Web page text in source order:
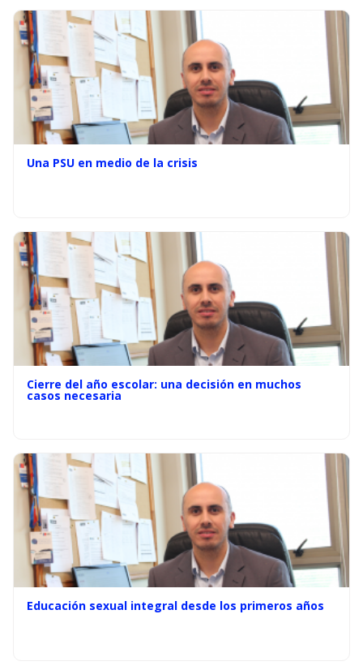
Una PSU en medio de la crisis
Cierre del año escolar: una decisión en muchos
casos necesaria
Educación sexual integral desde los primeros años